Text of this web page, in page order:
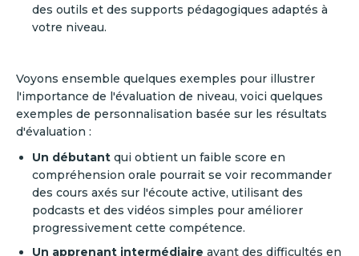
des outils et des supports pédagogiques adaptés à
votre niveau.
Voyons ensemble quelques exemples pour illustrer
l'importance de l'évaluation de niveau, voici quelques
exemples de personnalisation basée sur les résultats
d'évaluation :
Un débutant qui obtient un faible score en
compréhension orale pourrait se voir recommander
des cours axés sur l'écoute active, utilisant des
podcasts et des vidéos simples pour améliorer
progressivement cette compétence.
Un apprenant intermédiaire ayant des difficultés en